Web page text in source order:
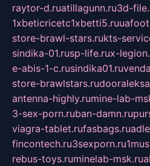
raytor-d.ruatillagunn.ru3d-
1xbeticricetc1xbetti5.ru
store-brawl-stars.rukts-
sindika-01.rusp-life.rux-
e-abis-1-c.rusindika01.ru
store-brawlstars.ru
antenna-highly.rumine-lab-
3-sex-porn.ruban-damn.ru
viagra-tablet.rufasbags.ru
fincontech.ru3sexporn.ru
rebus-toys.ruminelab-msk.ru